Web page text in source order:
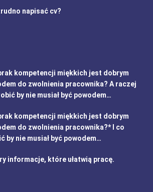
napisać cv?
kompetencji miękkich jest dobrym
do zwolnienia pracownika? A raczej
by nie musiał być powodem…
kompetencji miękkich jest dobrym
do zwolnienia pracownika?* I co
by nie musiał być powodem…
informacje, które ułatwią pracę.